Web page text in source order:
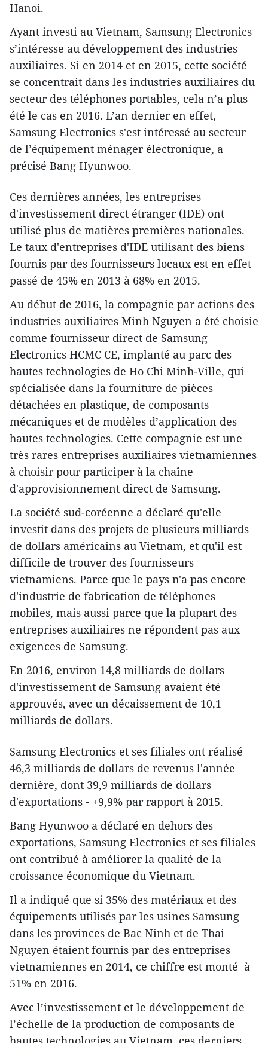
Hanoi.
Ayant investi au Vietnam, Samsung Electronics
s’intéresse au développement d​​es industries
auxiliaires. Si en 2014 et en 2015, cette société
se concentr​ait dans les industries auxiliaires d​u
secteur des téléphones portables, cela n’​a plus
été le cas en 2016. L’an dernier en effet,
Samsung Electronics s'est intéressé au secteur
de l’équipement ménager électronique, a
précisé Bang Hyunwoo.
Ces dernières années, les entreprises
d'investissement direct étranger (IDE) ont
utilisé plus de matières premières nationales.
Le taux d​'entreprises d'IDE utilisant des biens
fournis par des fournisseurs locaux est en effet
passé de 45% en 2013 à 68% en 2015.
Au début de 2016, la compagnie par actions des
industries auxiliaires Minh Nguyen a été choisie
comme fournisseur direct ​de Samsung
Electronics HCMC CE, implanté au parc des
hautes technologies de Ho Chi Minh-Ville, qui
spécialisée dans la fourniture de pièces
détachées en plastique, de composants
mécaniques et de modèles d’application des
hautes technologies. Cette compagnie est une
très rares entreprises auxiliaires vietnamiennes
à choisir pour participer à la chaîne
d'approvisionnement direct de Samsung.
La société sud-coréenne a déclaré qu'elle
investit dans des projets de plusieurs milliards
de dollars américains au Vietnam, et qu'il est
difficile de trouver des fournisseurs
vietnamiens. ​Parce que le pays n'a pas encore
d'industrie de fabrication de téléphones
mobiles, mais aussi parce que la plupart des
entreprises auxiliaires ne répondent pas aux
exigences de Samsung.
En 2016, environ 14,8 milliards de dollars
d'investissement de Samsung ​avaient été
approuvés, ​avec un décaissement de 10,1
milliards de dollars.
Samsung Electronics et ses fili​ales ont ​réalisé
46,3 milliards de dollars ​de revenus l'année
dernière, dont 39,9 milliards de dollars
d'exportations - +9,9% par rapport à 2015.
Bang Hyunwoo a déclaré en dehors des
exportations, Samsung Electronics et ses filiales
ont contribué à améliorer la qualité de la
croissance économique du Vietnam.
Il a indiqué que​ si 35% des matériaux et des
équipements utilisés par les usines Samsung
dans les provinces de Bac Ninh et de Thai
Nguyen étaient fournis par des entreprises
vietnamiennes en 2014, ce chiffre est monté à
51% en 2016.
Avec l’investissement et le développement de
l’échelle de la production de composants de